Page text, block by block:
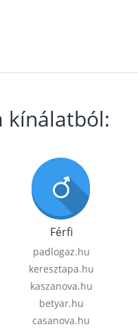
kínálatból:
Férfi
padlogaz.hu
keresztapa.hu
kaszanova.hu
betyar.hu
casanova.hu